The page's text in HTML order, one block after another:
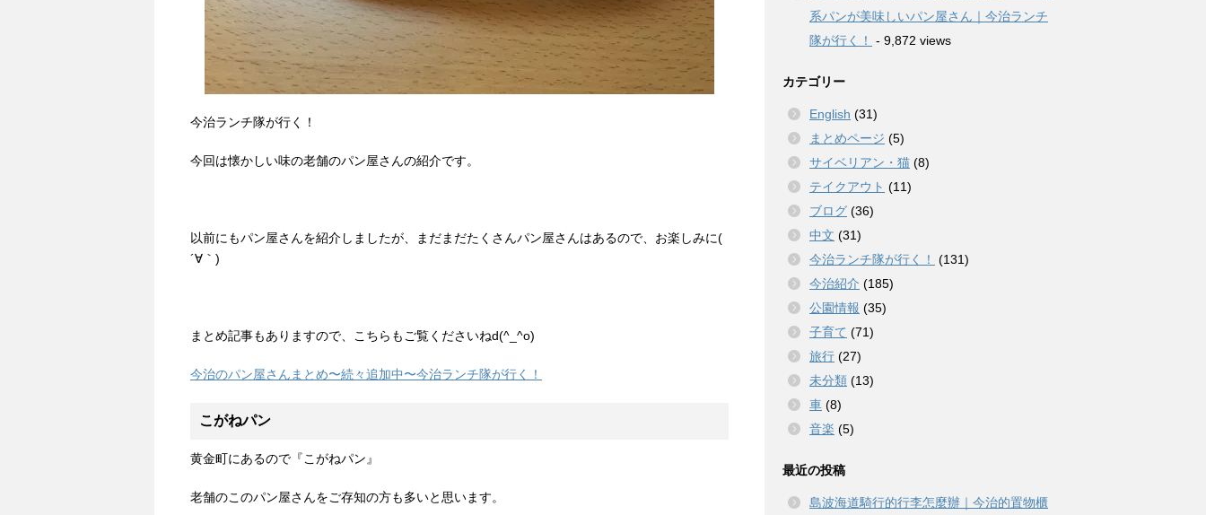
今治ランチ隊が行く！
今回は懐かしい味の老舗のパン屋さんの紹介です。
以前にもパン屋さんを紹介しましたが、まだまだたくさんパン屋さんはあるので、お楽しみに(
´∀｀)
まとめ記事もありますので、こちらもご覧くださいねd(^_^o)
今治のパン屋さんまとめ〜続々追加中〜今治ランチ隊が行く！
こがねパン
黄金町にあるので『こがねパン』
老舗のこのパン屋さんをご存知の方も多いと思います。
系パンが美味しいパン屋さん｜今治ランチ
隊が行く！
- 9,872 views
カテゴリー
English (31)
まとめページ (5)
サイベリアン・猫 (8)
テイクアウト (11)
ブログ (36)
中文 (31)
今治ランチ隊が行く！
(131)
今治紹介 (185)
公園情報 (35)
子育て (71)
旅行 (27)
未分類 (13)
車 (8)
音楽 (5)
最近の投稿
島波海道騎行的行李怎麼辦｜今治的置物櫃